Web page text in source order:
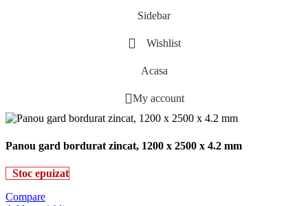
Sidebar
Wishlist
Acasa
My account
Panou gard bordurat zincat, 1200 x 2500 x 4.2 mm
Stoc epuizat
Compare